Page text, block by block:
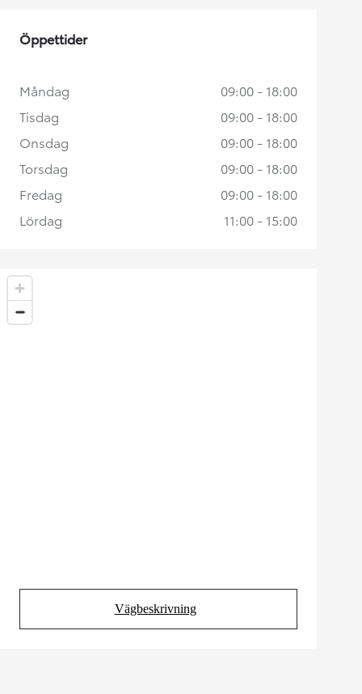
Vägbeskrivning
(Opens in new tab)
Öppettider
Måndag
09:00 - 18:00
Tisdag
09:00 - 18:00
Onsdag
09:00 - 18:00
Torsdag
09:00 - 18:00
Fredag
09:00 - 18:00
Lördag
11:00 - 15:00